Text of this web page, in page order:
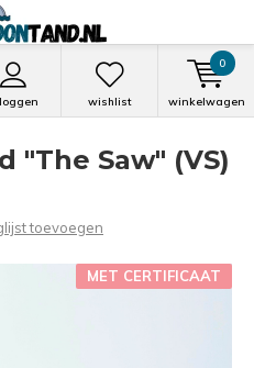
wishlist winkelwagen
0
"The Saw" (VS)
toevoegen
MET CERTIFICAAT